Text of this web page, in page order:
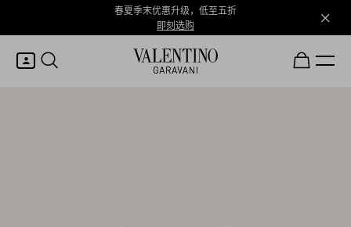
春夏季末优惠升级，低至五折
即刻选购